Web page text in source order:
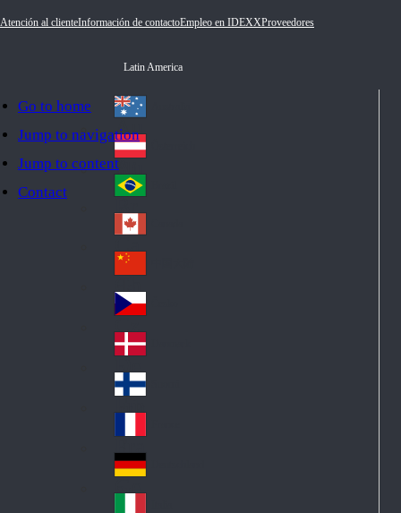
Go to home
Jump to navigation
Jump to content
Contact
Atención al clienteInformación de contactoEmpleo en IDEXXProveedores
Latin America
Au
str
ali
a
Au
stri
a
Br
azi
l
Ca
na
da
Ch
ina
Cz
ec
h
De
nm
ark
Fin
d
Fra
nc
e
Ge